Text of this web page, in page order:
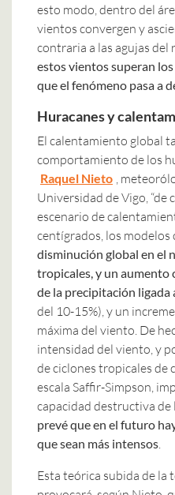
esto modo, dentro del
vientos convergen y
contraria a las agujas del
estos vientos superan
que el fenómeno pasa a
Huracanes y
El calentamiento global
comportamiento de los
Raquel Nieto ,
Universidad de Vigo, “de
escenario de
centígrados, los modelos
disminución global en el
tropicales, y un aumento
de la precipitación ligada
del 10-15%), y un
máxima del viento. De
intensidad del viento, y
de ciclones tropicales de
escala Saffir-Simpson,
capacidad destructiva de
prevé que en el futuro
que sean más intensos
Esta teórica subida de